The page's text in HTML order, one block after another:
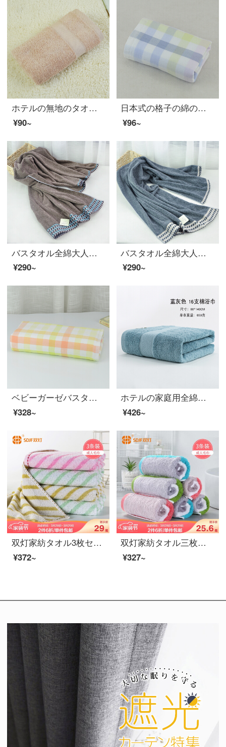
ホテルの無地のタオルは綿全体が柔らかく、厚くて、顔を拭いてください。
¥90~
日本式の格子の綿のガーゼのタオルは柔軟に水を吸い込んで、ホテルの家庭用タオルの男性の女性の大きいタオルの青い34*78 cmを増大します。
¥96~
バスタオル全綿大人男女吸水バスタオル全綿セクシーカップル柔らか家庭用おしぼりカレー色150*75 cm
¥290~
バスタオル全綿大人男女吸水バスタオル全綿セクシーカップル柔らか家庭用おしぼりグレー150*75 cm
¥290~
ベビーガーゼバスタオル子供バスタオル全綿吸水風呂新生児タオルは日本式で柔らかくて厚い黄色70*140 cmです。
¥328~
ホテルの家庭用全綿バスタオル全綿子供用タオル吸水速乾成人美容院タオル毛布男女カップル大バスタオル厚い快適な青灰色80*140 cm
¥426~
双灯家紡タオル3枚セット親肌大人用洗顔タオル新疆綿家庭用タオルストライプの日系洗顔タオルピンク/黄/緑の迫力3本セット72*33 cm
¥372~
双灯家紡タオル三枚セットのカップルは、顔タオルを拭くと、肌にやさしくなります。新疆綿の洗顔用タオル/青/緑の山の色の3枚は70*32 cmです。
¥327~